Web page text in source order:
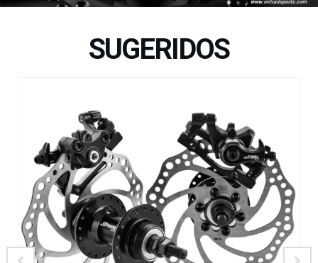
SUGERIDOS